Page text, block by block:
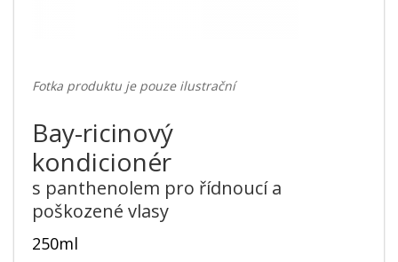
Fotka produktu je pouze ilustrační
Bay-ricinový
kondicionér
s panthenolem pro řídnoucí a
poškozené vlasy
250ml